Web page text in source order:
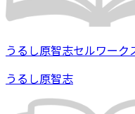
うるし原智志セルワーク
うるし原智志